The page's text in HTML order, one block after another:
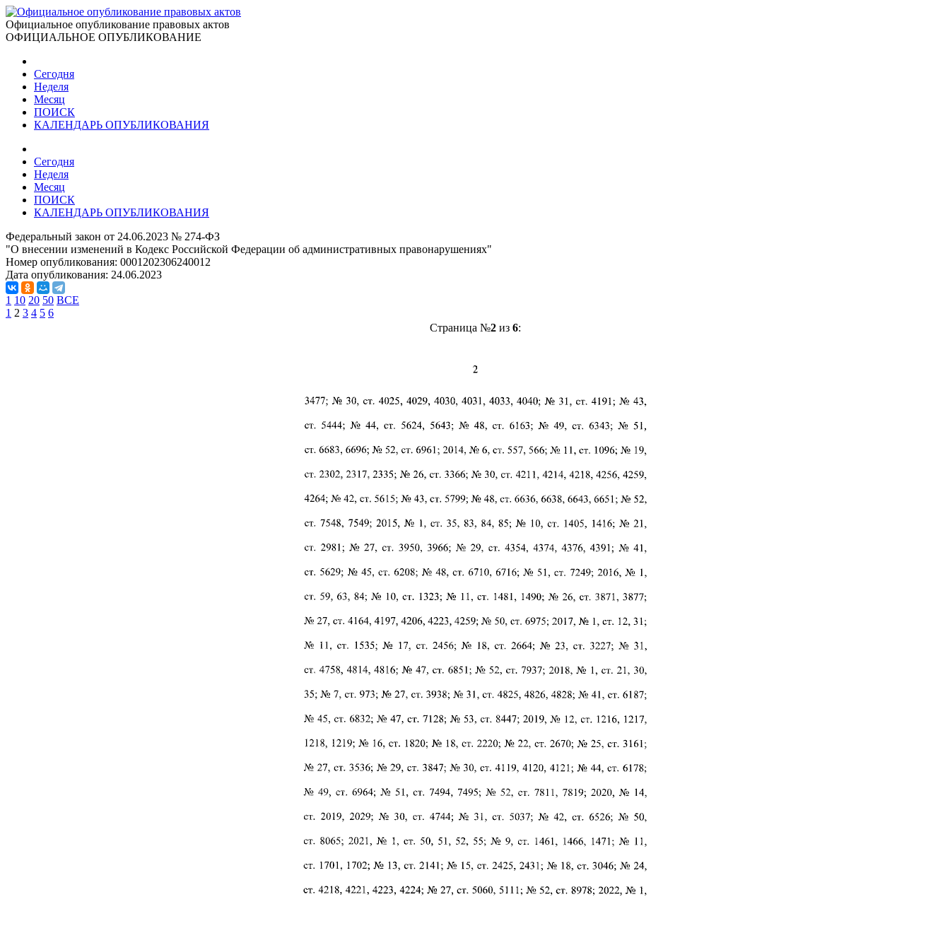
Официальное опубликование правовых актов
ОФИЦИАЛЬНОЕ ОПУБЛИКОВАНИЕ
Сегодня
Неделя
Месяц
ПОИСК
КАЛЕНДАРЬ ОПУБЛИКОВАНИЯ
Сегодня
Неделя
Месяц
ПОИСК
КАЛЕНДАРЬ ОПУБЛИКОВАНИЯ
Федеральный закон от 24.06.2023 № 274-ФЗ
"О внесении изменений в Кодекс Российской Федерации об административных правонарушениях"
Номер опубликования: 0001202306240012
Дата опубликования: 24.06.2023
1 10 20 50 ВСЕ
1 2 3 4 5 6
Страница №2из 6: